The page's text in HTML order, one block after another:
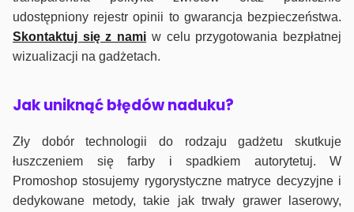
udostępniony rejestr opinii to gwarancja bezpieczeństwa.
Skontaktuj się z nami w celu przygotowania bezpłatnej
wizualizacji na gadżetach.
Jak uniknąć błędów naduku?
Zły dobór technologii do rodzaju gadżetu skutkuje
łuszczeniem się farby i spadkiem autorytetuj. W
Promoshop stosujemy rygorystyczne matryce decyzyjne i
dedykowane metody, takie jak trwały grawer laserowy,